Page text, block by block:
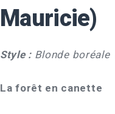
Mauricie)
Style : Blonde
La forêt en canette